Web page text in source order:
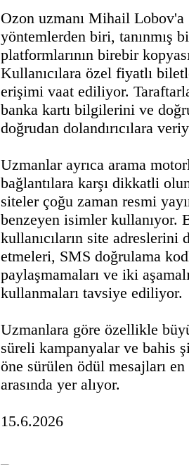
Ozon uzmanı Mihail Lobov'a
yöntemlerden biri, tanınmış
platformlarının birebir
Kullanıcılara özel fiyatlı
erişimi vaat ediliyor.
banka kartı bilgilerini ve
doğrudan dolandırıcılara
Uzmanlar ayrıca arama
bağlantılara karşı dikkatli
siteler çoğu zaman resmi
benzeyen isimler kullanıyor.
kullanıcıların site
etmeleri, SMS doğrulama
paylaşmamaları ve iki
kullanmaları tavsiye ediliyor.
Uzmanlara göre özellikle
süreli kampanyalar ve bahis
öne sürülen ödül mesajları
arasında yer alıyor.
15.6.2026